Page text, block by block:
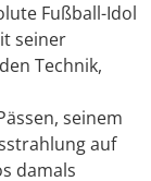
Fußball-Idol
seiner
Technik,
seinem
auf
damals